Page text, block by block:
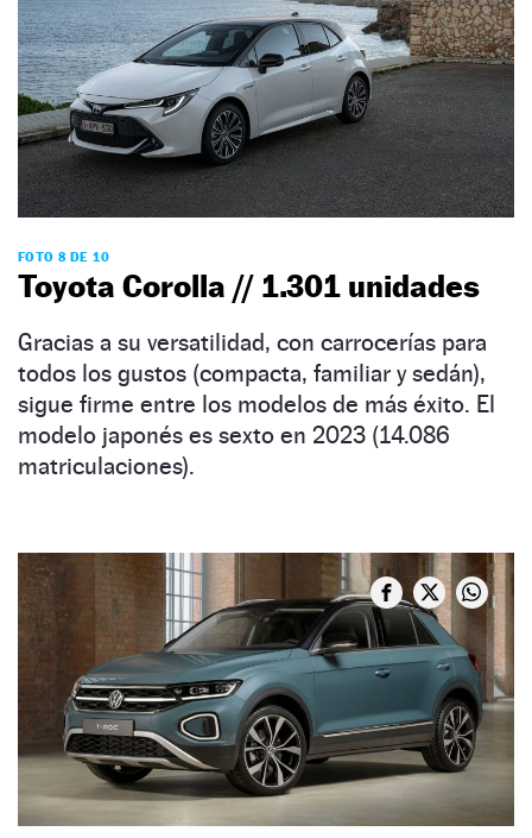
FOTO 8 DE 10
Toyota Corolla // 1.301 unidades
Gracias a su versatilidad, con carrocerías para
todos los gustos (compacta, familiar y sedán),
sigue firme entre los modelos de más éxito. El
modelo japonés es sexto en 2023 (14.086
matriculaciones).